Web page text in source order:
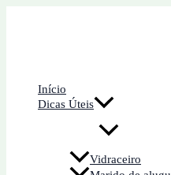
Início
Dicas Úteis
Vidraceiro